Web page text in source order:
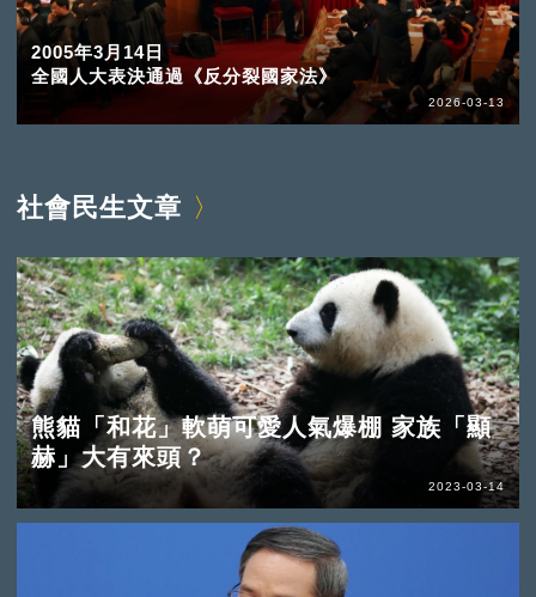
2005年3月14日
全國人大表決通過《反分裂國家法》
2026-03-13
社會民生文章
熊貓「和花」軟萌可愛人氣爆棚 家族「顯
赫」大有來頭？
2023-03-14